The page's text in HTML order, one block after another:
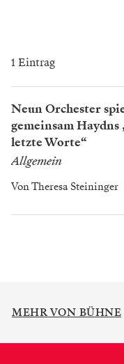
1 Eintrag
Neun Orchester
gemeinsam Haydns
letzte Worte“
Allgemein
VonTheresa Steininger
MEHR VON BÜHNE